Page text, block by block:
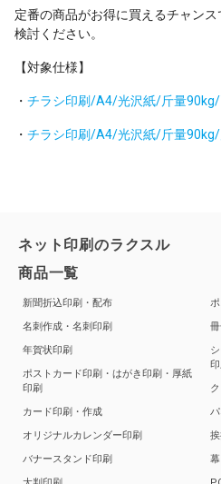
定番の商品がお得に買えるチャン
検討ください。
【対象仕様】
・ チラシ印刷/A4/光沢紙/斤量90kg/
・ チラシ印刷/A4/光沢紙/斤量90kg/
ネット印刷のラクスル
商品一覧
新聞折込印刷・配布
名刺作成・名刺印刷
年賀状印刷
ポストカード印刷・はがき印刷・厚紙
印刷
カード印刷・作成
オリジナルカレンダー印刷
バナースタンド印刷
印